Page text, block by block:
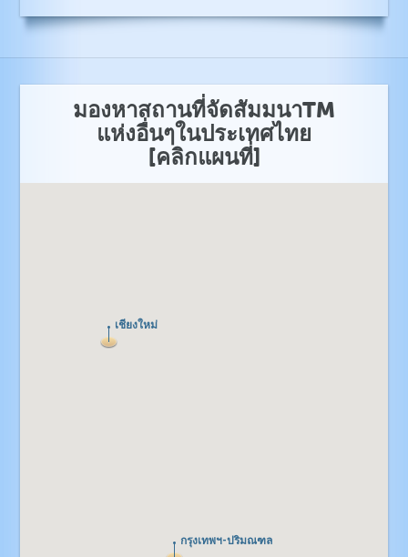
มองหาสถานที่จัดสัมมนาTM
แห่งอื่นๆในประเทศไทย
[คลิกแผนที่]
กรุงเทพฯ-ปริมณฑล
เชียงใหม่
กรุงเทพฯ-ปริมณฑล
เชียงใหม่